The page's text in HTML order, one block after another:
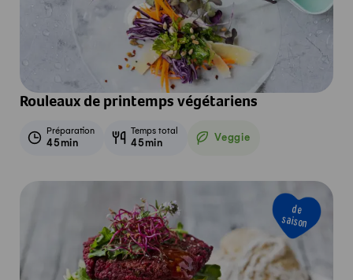
Rouleaux de printemps végétariens
Préparation
45min
Temps total
45min Veggie
Veggie
de
saison